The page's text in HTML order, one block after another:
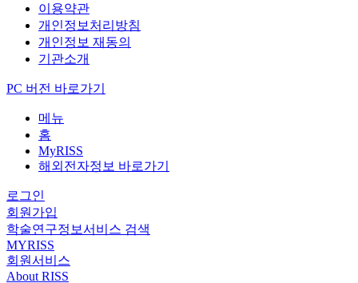
이용약관
개인정보처리방침
개인정보 재동의
기관소개
PC 버전 바로가기
메뉴
홈
MyRISS
해외전자정보 바로가기
로그인
회원가입
학술연구정보서비스 검색
MYRISS
회원서비스
About RISS